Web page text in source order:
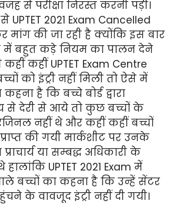
से परीक्षा निरस्त करनी पड़ी।
UPTET 2021 Exam Cancelled
की जा रही है क्योंकि इस बार
में बहुत कड़े नियम का पालन देने
कहीं कहीं UPTET Exam Centre
को इंट्री नहीं मिली तो ऐसे में
है कि बच्चे बोर्ड द्वारा
से देरी से आये तो कुछ बच्चों के
नहीं थे और कहीं कहीं बच्चों
की गयी मार्कशीट पर उनके
या सम्बद्ध अधिकारी के
हालांकि UPTET 2021 Exam में
बच्चों का कहना है कि उन्हें सेंटर
के वावजूद इंट्री नहीं दी गयी।